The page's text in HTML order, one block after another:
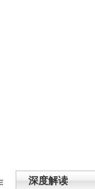
深度解读